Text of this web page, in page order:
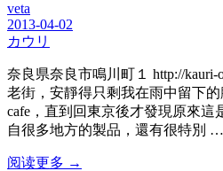
veta
2013-04-02
カウリ
奈良県奈良市鳴川町１ http://kauri-
老街，安靜得只剩我在雨中留下
cafe，直到回東京後才發現原來這
自很多地方的製品，還有很特別 …
阅读更多 →